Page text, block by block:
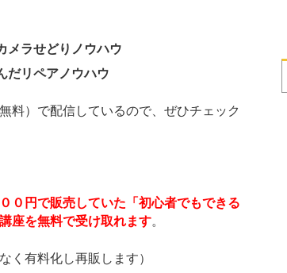
メラせどりノウハウ
だリペアノウハウ
料）で配信しているので、ぜひチェック
０円で販売していた「初心者でもできる
座を無料で受け取れます。
く有料化し再販します）